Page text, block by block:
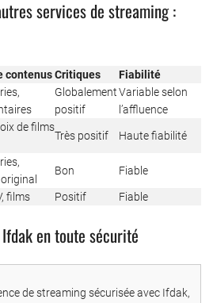
services de streaming :
contenusCritiques Fiabilité
Globalement
positif
Variable selon
l’affluence
de films
Très positif Haute fiabilité
Bon Fiable
films Positif Fiable
en toute sécurité
de streaming sécurisée avec Ifdak,